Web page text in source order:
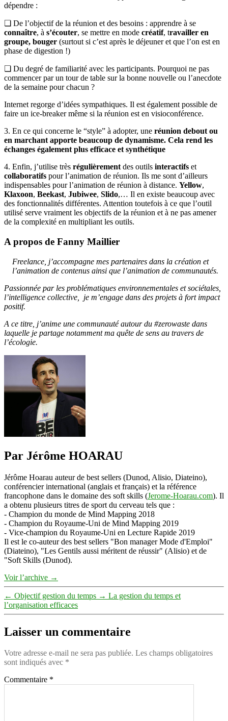
dépendre :
❏ De l’objectif de la réunion et des besoins : apprendre à se
connaître, à s’écouter, se mettre en mode créatif, travailler en
groupe, bouger (surtout si c’est après le déjeuner et que l’on est en
phase de digestion !)
❏ Du degré de familiarité avec les participants. Pourquoi ne pas
commencer par un tour de table sur la bonne nouvelle ou l’anecdote
de la semaine pour chacun ?
Internet regorge d’idées sympathiques. Il est également possible de
faire un ice-breaker même si la réunion est en visioconférence.
3. En ce qui concerne le “style” à adopter, une réunion debout ou
en marchant apporte beaucoup de dynamisme. Cela rend les
échanges également plus efficace et synthétique
4. Enfin, j’utilise très régulièrement des outils interactifs et
collaboratifs pour l’animation de réunion. Ils me sont d’ailleurs
indispensables pour l’animation de réunion à distance. Yellow,
Klaxoon, Beekast, Jubiwee, Slido,… Il en existe beaucoup avec
des fonctionnalités différentes. Attention toutefois à ce que l’outil
utilisé serve vraiment les objectifs de la réunion et à ne pas amener
de la complexité en multipliant les outils.
A propos de Fanny Maillier
Freelance, j’accompagne mes partenaires dans la création et
l’animation de contenus ainsi que l’animation de communautés.
Passionnée par les problématiques environnementales et sociétales,
l’intelligence collective, je m’engage dans des projets à fort impact
positif.
A ce titre, j’anime une communauté autour du #zerowaste dans
laquelle je partage notamment ma quête de sens au travers de
l’écologie.
Par Jérôme HOARAU
Jérôme Hoarau auteur de best sellers (Dunod, Alisio, Diateino),
conférencier international (anglais et français) et la référence
francophone dans le domaine des soft skills (Jerome-Hoarau.com). Il
a obtenu plusieurs titres de sport du cerveau tels que :
- Champion du monde de Mind Mapping 2018
- Champion du Royaume-Uni de Mind Mapping 2019
- Vice-champion du Royaume-Uni en Lecture Rapide 2019
Il est le co-auteur des best sellers "Bon manager Mode d'Emploi"
(Diateino), "Les Gentils aussi méritent de réussir" (Alisio) et de
"Soft Skills (Dunod).
Voir l’archive →
← Objectif gestion du temps → La gestion du temps et
l’organisation efficaces
Laisser un commentaire
Votre adresse e-mail ne sera pas publiée. Les champs obligatoires
sont indiqués avec *
Commentaire *